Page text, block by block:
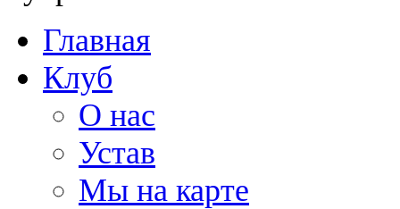
Главная
Клуб
О нас
Устав
Мы на карте